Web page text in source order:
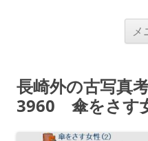
メ
長崎外の古写真
3960 傘をさす